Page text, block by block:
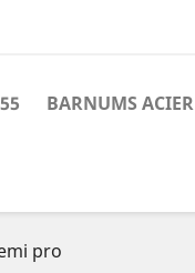
BARNUMS ACIER
pro